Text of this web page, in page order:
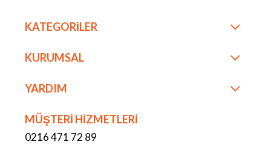
KATEGORİLER
KURUMSAL
YARDIM
MÜŞTERİ HİZMETLERİ
0216 471 72 89